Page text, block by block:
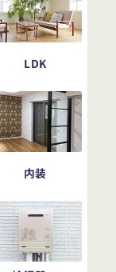
LDK
内装